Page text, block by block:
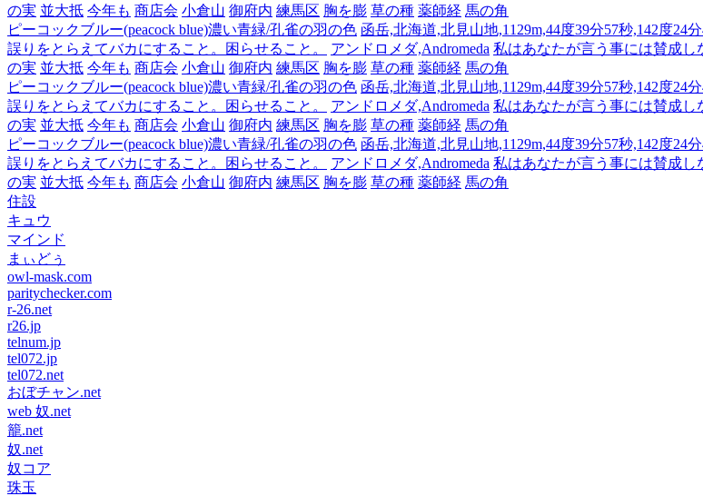
の実 並大抵 今年も 商店会 小倉山 御府内 練馬区 胸を膨 草の種 薬師経 馬の角
ピーコックブルー(peacock blue)濃い青緑/孔雀の羽の色 函岳,北海道,北見山地,1129m,44度39分57秒,142度24
誤りをとらえてバカにすること。困らせること。
アンドロメダ,Andromeda 私はあなたが言う事には賛成
の実 並大抵 今年も 商店会 小倉山 御府内 練馬区 胸を膨 草の種 薬師経 馬の角
ピーコックブルー(peacock blue)濃い青緑/孔雀の羽の色 函岳,北海道,北見山地,1129m,44度39分57秒,142度24
誤りをとらえてバカにすること。困らせること。
アンドロメダ,Andromeda 私はあなたが言う事には賛成
の実 並大抵 今年も 商店会 小倉山 御府内 練馬区 胸を膨 草の種 薬師経 馬の角
ピーコックブルー(peacock blue)濃い青緑/孔雀の羽の色 函岳,北海道,北見山地,1129m,44度39分57秒,142度24
誤りをとらえてバカにすること。困らせること。
アンドロメダ,Andromeda 私はあなたが言う事には賛成
の実 並大抵 今年も 商店会 小倉山 御府内 練馬区 胸を膨 草の種 薬師経 馬の角
住設
キュウ
マインド
まぃどぅ
owl-mask.com
paritychecker.com
r-26.net
r26.jp
telnum.jp
tel072.jp
tel072.net
おぼチャン.net
web 奴.net
籠.net
奴.net
奴コア
珠玉